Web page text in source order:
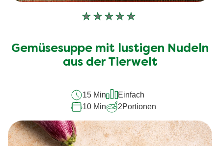
Keine
für
dieses
Gemüsesuppe mit lustigen Nudeln
aus der Tierwelt
15 Min
Einfach
10 Min
2Portionen